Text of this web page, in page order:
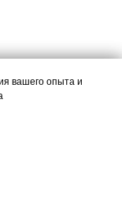
вашего опыта и
вашего опыта и